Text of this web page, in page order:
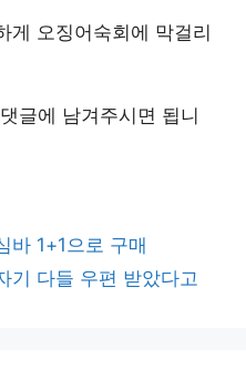
게 오징어숙회에 막걸리
글에 남겨주시면 됩니
바 1+1으로 구매
기 다들 우편 받았다고